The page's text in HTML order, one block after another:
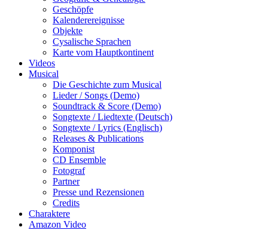
Geschöpfe
Kalenderereignisse
Objekte
Cysalische Sprachen
Karte vom Hauptkontinent
Videos
Musical
Die Geschichte zum Musical
Lieder / Songs (Demo)
Soundtrack & Score (Demo)
Songtexte / Liedtexte (Deutsch)
Songtexte / Lyrics (Englisch)
Releases & Publications
Komponist
CD Ensemble
Fotograf
Partner
Presse und Rezensionen
Credits
Charaktere
Amazon Video